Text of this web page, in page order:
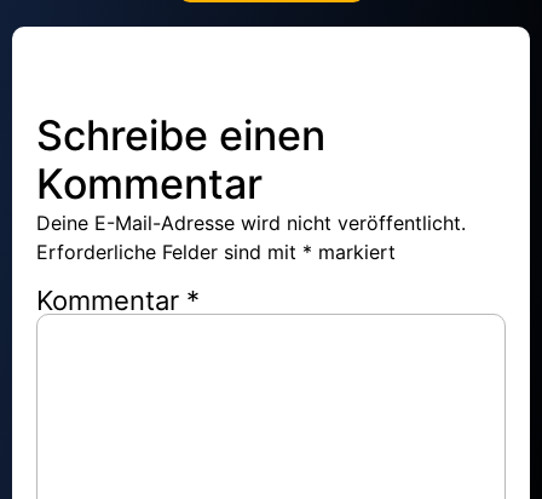
Schreibe einen
Kommentar
Deine E-Mail-Adresse wird nicht veröffentlicht.
Erforderliche Felder sind mit * markiert
Kommentar *